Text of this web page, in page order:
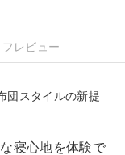
フレビュー
団スタイルの新提
寝心地を体験で